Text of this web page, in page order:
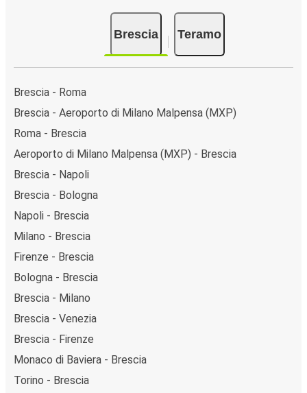
Brescia Teramo
Brescia - Roma
Brescia - Aeroporto di Milano Malpensa (MXP)
Roma - Brescia
Aeroporto di Milano Malpensa (MXP) - Brescia
Brescia - Napoli
Brescia - Bologna
Napoli - Brescia
Milano - Brescia
Firenze - Brescia
Bologna - Brescia
Brescia - Milano
Brescia - Venezia
Brescia - Firenze
Monaco di Baviera - Brescia
Torino - Brescia